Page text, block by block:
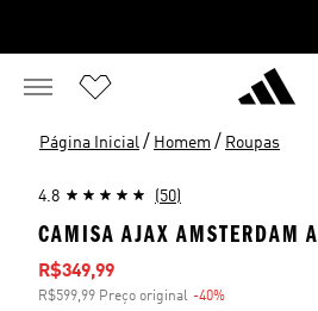
Página Inicial / Homem / Roupas
4.8 (50)
CAMISA AJAX AMSTERDAM
Preço com desconto
R$349,99
R$599,99 Preço original -40%